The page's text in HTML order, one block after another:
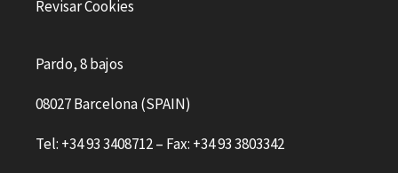
Revisar Cookies
Pardo, 8 bajos
08027 Barcelona (SPAIN)
Tel: +34 93 3408712 – Fax: +34 93 3803342